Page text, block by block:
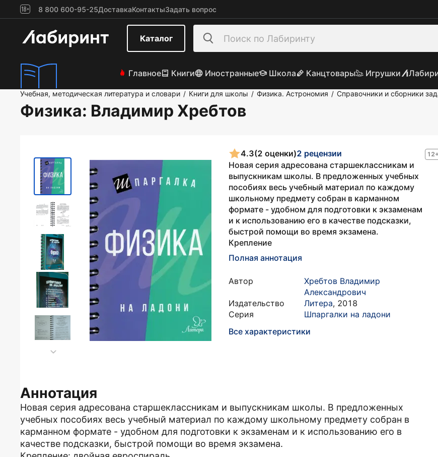
8 800 600-95-25ДоставкаКонтактыЗадать вопрос
Каталог
Главное Книги Иностранные Школа Канцтовары Игрушки
Учебная, методическая литература и словари / Книги для школы / Физика. Астрономия / Справочники и сборники
Физика: Владимир Хребтов
12+
4.3(2 оценки)2 рецензии
Новая серия адресована старшеклассникам и
выпускникам школы. В предложенных учебных
пособиях весь учебный материал по каждому
школьному предмету собран в карманном
формате - удобном для подготовки к экзаменам
и к использованию его в качестве подсказки,
быстрой помощи во время экзамена.
Крепление
Полная аннотация
Автор
Хребтов Владимир
Александрович
Издательство
Литера, 2018
Серия
Шпаргалки на ладони
Все характеристики
Аннотация
Новая серия адресована старшеклассникам и выпускникам школы. В предложенных
учебных пособиях весь учебный материал по каждому школьному предмету собран в
карманном формате - удобном для подготовки к экзаменам и к использованию его в
качестве подсказки, быстрой помощи во время экзамена.